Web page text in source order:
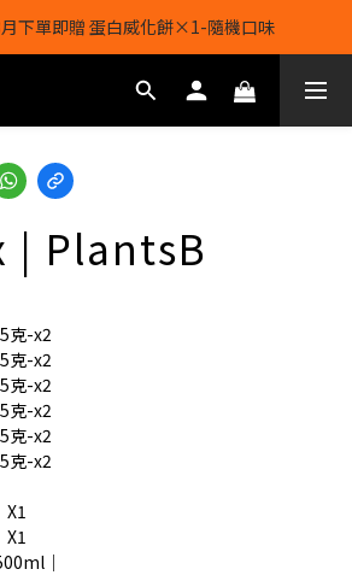
月下單即贈 蛋白威化餅×1-隨機口味
月下單即贈 蛋白威化餅×1-隨機口味
可享全單*95折*，可與活動折扣疊加。
下單即贈 蛋白威化餅×1-隨機口味
| PlantsB
克-x2
克-x2
克-x2
克-x2
克-x2
克-x2
X1
X1
｜